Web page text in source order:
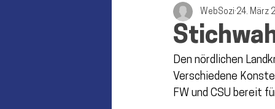
Scheyern Geisenfeld
Schweitenkirchen
WebSozi 24. März
Den nördlichen
Verschiedene
FW und CSU bereit